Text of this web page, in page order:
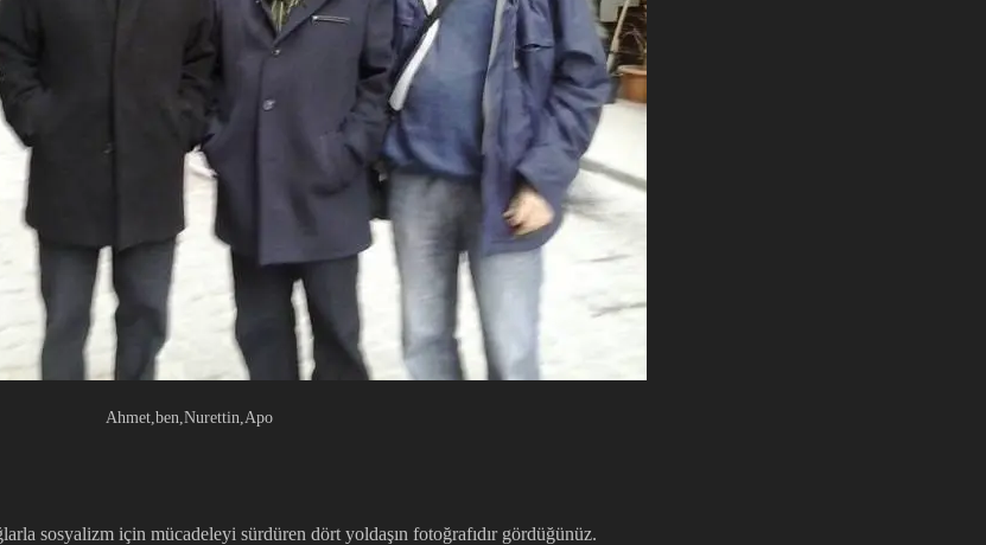
Ahmet,ben,Nurettin,Apo
sosyalizm için mücadeleyi sürdüren dört yoldaşın fotoğrafıdır gördüğünüz.